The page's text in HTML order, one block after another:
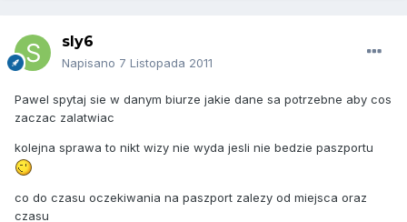
sly6
Napisano 7 Listopada 2011
Pawel spytaj sie w danym biurze jakie dane sa potrzebne aby cos
zaczac zalatwiac
kolejna sprawa to nikt wizy nie wyda jesli nie bedzie paszportu
co do czasu oczekiwania na paszport zalezy od miejsca oraz
czasu